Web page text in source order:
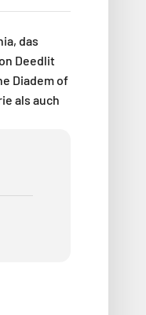
das
Deedlit
Diadem of
als auch